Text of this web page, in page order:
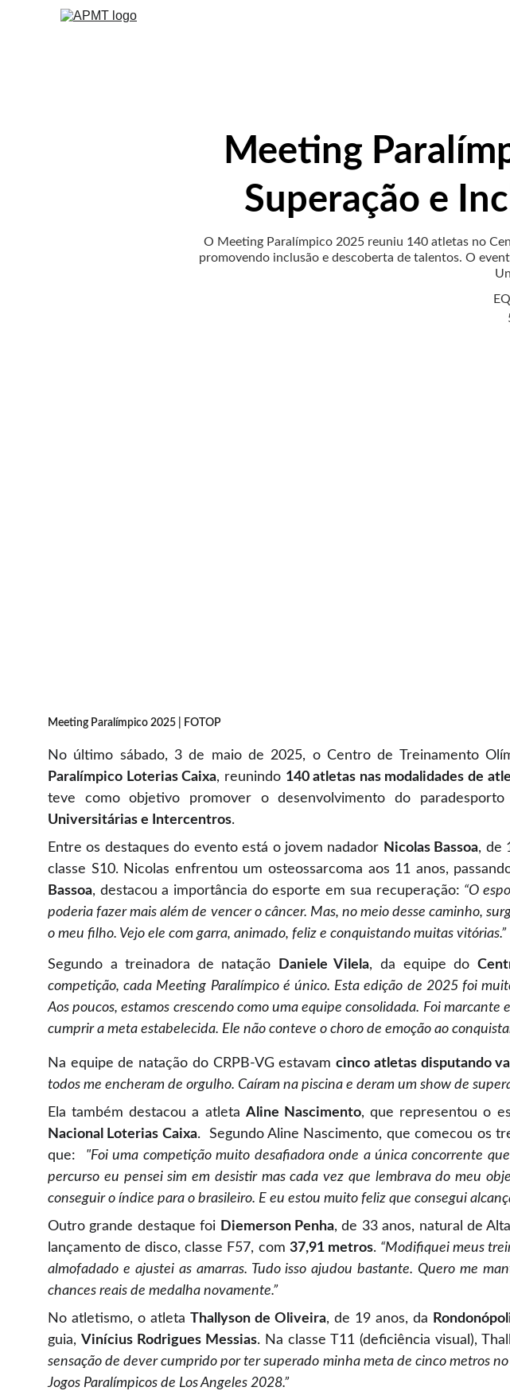
Meeting
Superação e
O Meeting Paralímpico 2025 reuniu 140 atletas no
promovendo inclusão e descoberta de talentos. O
No último sábado, 3 de maio de 2025, o Centro de Treinamento
Paralímpico Loterias Caixa, reunindo 140 atletas nas modalidades de
teve como objetivo promover o desenvolvimento do
Universitárias e Intercentros.
Entre os destaques do evento está o jovem nadador Nicolas Bassoa, de
classe S10. Nicolas enfrentou um osteossarcoma aos 11 anos,
Bassoa, destacou a importância do esporte em sua recuperação: “O
poderia fazer mais além de vencer o câncer. Mas, no meio desse caminho,
o meu filho. Vejo ele com garra, animado, feliz e conquistando muitas vitórias.”
Segundo a treinadora de natação Daniele Vilela, da equipe do
competição, cada Meeting Paralímpico é único. Esta edição de 2025 foi
Aos poucos, estamos crescendo como uma equipe consolidada. Foi
cumprir a meta estabelecida. Ele não conteve o choro de emoção ao
Na equipe de natação do CRPB-VG estavamcinco atletas disputando
todos me encheram de orgulho. Caíram na piscina e deram um show de
Ela também destacou a atleta Aline Nascimento, que representou o
Nacional Loterias Caixa. Segundo Aline Nascimento, que comecou os
que: "Foi uma competição muito desafiadora onde a única concorrente
percurso eu pensei sim em desistir mas cada vez que lembrava do meu
conseguir o índice para o brasileiro. E eu estou muito feliz que consegui
Outro grande destaque foi Diemerson Penha, de 33 anos, natural de
lançamento de disco, classe F57, com 37,91 metros. “Modifiquei meus
almofadado e ajustei as amarras. Tudo isso ajudou bastante. Quero me
chances reais de medalha novamente.”
No atletismo, o atletaThallyson de Oliveira, de 19 anos, da
guia,Vinícius Rodrigues Messias. Na classe T11 (deficiência visual),
sensação de dever cumprido por ter superado minha meta de cinco metros
Jogos Paralímpicos de Los Angeles 2028.”
Meeting Paralímpico 2025 | FOTOP